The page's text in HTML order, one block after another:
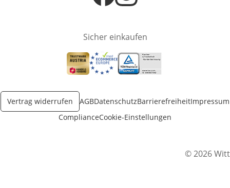
Öffnet in neuem Fenster
Öffnet in neuem Fenster
Sicher einkaufen
Öffnet in neuem Fenster
Öffnet in neuem Fenster
Öffnet in neuem Fenster
Vertrag widerrufen AGBDatenschutzBarrierefreiheitImpressum
ComplianceCookie-Einstellungen
© 2026 Witt